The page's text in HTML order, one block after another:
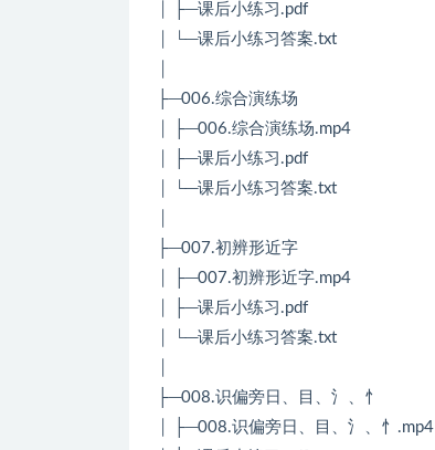
│ ├─课后小练习.pdf
│ └─课后小练习答案.txt
├─006.综合演练场
│ ├─006.综合演练场.mp4
│ ├─课后小练习.pdf
│ └─课后小练习答案.txt
├─007.初辨形近字
│ ├─007.初辨形近字.mp4
│ ├─课后小练习.pdf
│ └─课后小练习答案.txt
├─008.识偏旁日、目、氵、忄
│ ├─008.识偏旁日、目、氵、忄.mp4